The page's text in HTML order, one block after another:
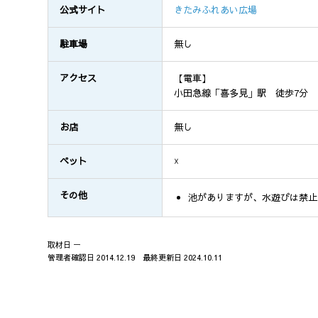
公式サイト きたみふれあい広場
駐車場 無し
アクセス
【電車】
小田急線「喜多見」駅 徒歩7分
お店 無し
ペット ☓
その他 池がありますが、水遊びは禁
取材日 ー
管理者確認日 2014.12.19 最終更新日 2024.10.11